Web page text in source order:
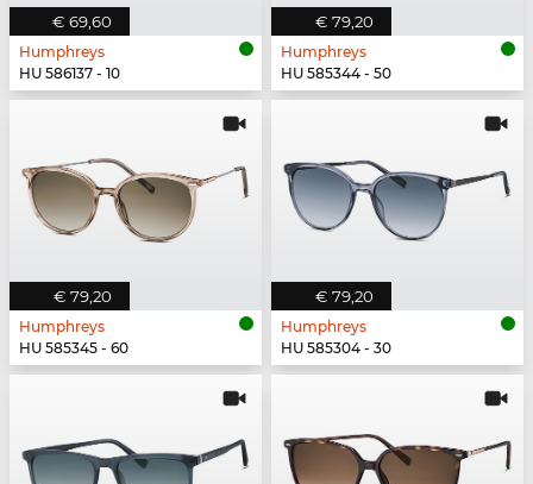
€ 69,60
Humphreys
HU 586137 - 10
€ 79,20
Humphreys
HU 585344 - 50
€ 79,20
Humphreys
HU 585345 - 60
€ 79,20
Humphreys
HU 585304 - 30